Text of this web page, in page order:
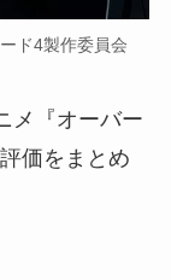
ド4製作委員会
メ『オーバー
価をまとめ